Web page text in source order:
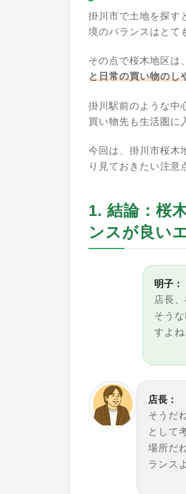
掛川市で土地を探す
境のバランスはとて
その点で桜木地区は、
と日常の買い物のし
掛川駅前のような中
買い物先も生活圏に
今回は、掛川市桜木
り見ておきたい注意
1. 結論：桜
ンスが良い
明子：
店長
そう
すよね
店長：
そうだ
として
場所だ
ランス